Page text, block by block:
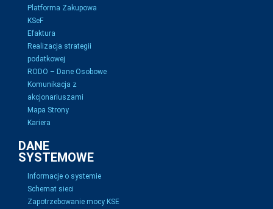
Platforma Zakupowa
KSeF
Efaktura
Realizacja strategii
podatkowej
RODO – Dane Osobowe
Komunikacja z
akcjonariuszami
Mapa Strony
Kariera
DANE
SYSTEMOWE
Informacje o systemie
Schemat sieci
Zapotrzebowanie mocy KSE